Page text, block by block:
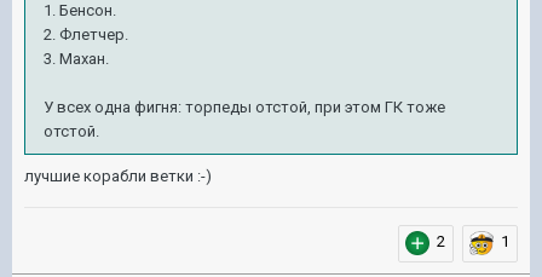
1. Бенсон.
2. Флетчер.
3. Махан.
У всех одна фигня: торпеды отстой, при этом ГК тоже
отстой.
лучшие корабли ветки :-)
2 1